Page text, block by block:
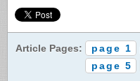
Article Pages: page 1
page 5